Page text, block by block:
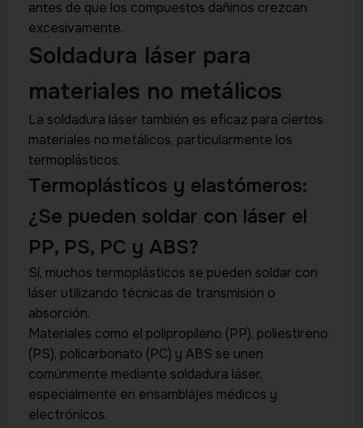
antes de que los compuestos dañinos crezcan
excesivamente.
Soldadura láser para
materiales no metálicos
La soldadura láser también es eficaz para ciertos
materiales no metálicos, particularmente los
termoplásticos.
Termoplásticos y elastómeros:
¿Se pueden soldar con láser el
PP, PS, PC y ABS?
Sí, muchos termoplásticos se pueden soldar con
láser utilizando técnicas de transmisión o
absorción.
Materiales como el polipropileno (PP), poliestireno
(PS), policarbonato (PC) y ABS se unen
comúnmente mediante soldadura láser,
especialmente en ensamblajes médicos y
electrónicos.